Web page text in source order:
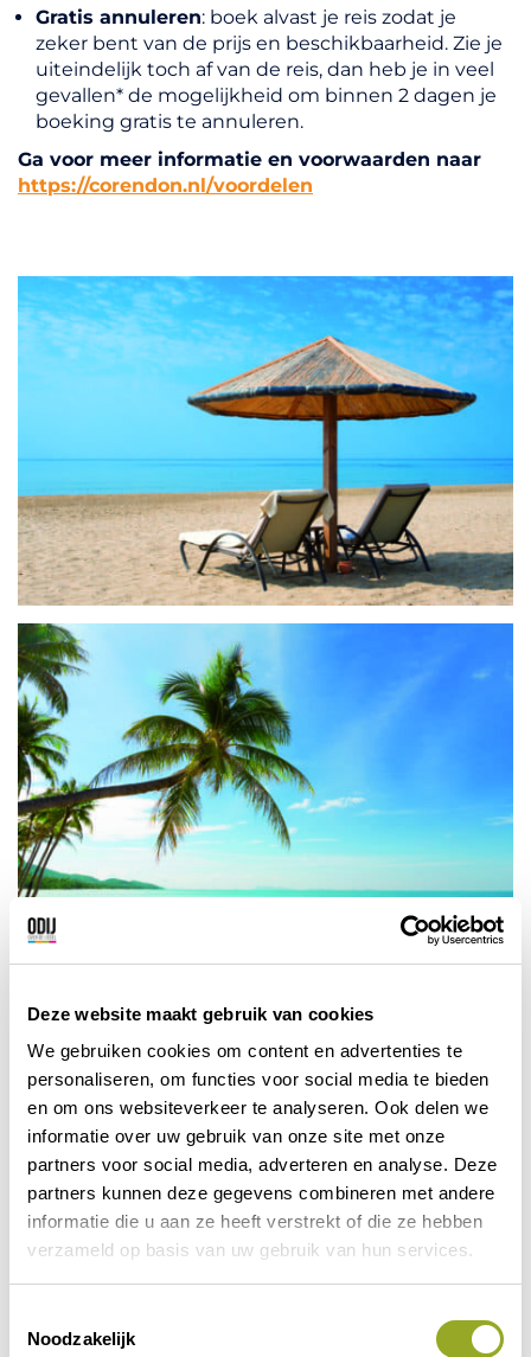
Deze website maakt gebruik van cookies
We gebruiken cookies om content en advertenties te
personaliseren, om functies voor social media te bieden
en om ons websiteverkeer te analyseren. Ook delen we
informatie over uw gebruik van onze site met onze
partners voor social media, adverteren en analyse. Deze
partners kunnen deze gegevens combineren met andere
informatie die u aan ze heeft verstrekt of die ze hebben
verzameld op basis van uw gebruik van hun services.
Noodzakelijk
Gratis annuleren: boek alvast je reis zodat je
zeker bent van de prijs en beschikbaarheid. Zie je
uiteindelijk toch af van de reis, dan heb je in veel
gevallen* de mogelijkheid om binnen 2 dagen je
boeking gratis te annuleren.
Ga voor meer informatie en voorwaarden naar
https://corendon.nl/voordelen
Korting
5% korting
Gebruik maken van de
korting?
invoering van uw 4 of 5 cijferig